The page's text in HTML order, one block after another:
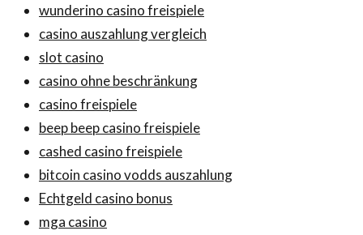
wunderino casino freispiele
casino auszahlung vergleich
slot casino
casino ohne beschränkung
casino freispiele
beep beep casino freispiele
cashed casino freispiele
bitcoin casino vodds auszahlung
Echtgeld casino bonus
mga casino